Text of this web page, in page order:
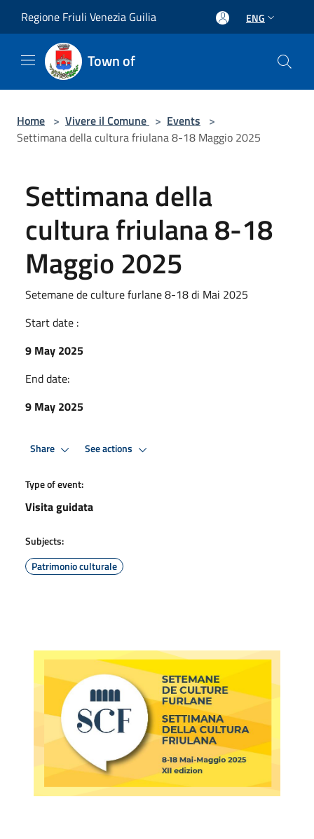
Regione Friuli Venezia Guilia ENG
Town of
Home > Vivere il Comune > Events >
Settimana della cultura friulana 8-18 Maggio 2025
Settimana della
cultura friulana 8-18
Maggio 2025
Setemane de culture furlane 8-18 di Mai 2025
Start date :
9 May 2025
End date:
9 May 2025
Share See actions
Type of event:
Visita guidata
Subjects:
Patrimonio culturale